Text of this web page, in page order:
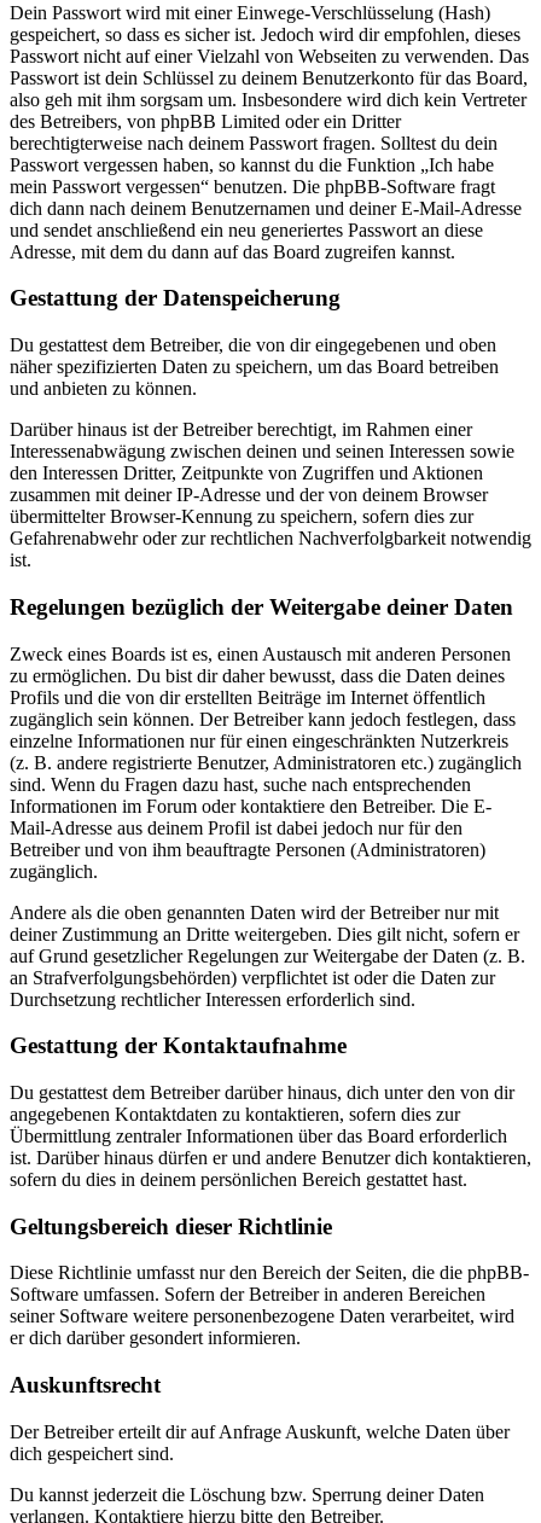
Dein Passwort wird mit einer Einwege-Verschlüsselung (Hash)
gespeichert, so dass es sicher ist. Jedoch wird dir empfohlen, dieses
Passwort nicht auf einer Vielzahl von Webseiten zu verwenden. Das
Passwort ist dein Schlüssel zu deinem Benutzerkonto für das Board,
also geh mit ihm sorgsam um. Insbesondere wird dich kein Vertreter
des Betreibers, von phpBB Limited oder ein Dritter
berechtigterweise nach deinem Passwort fragen. Solltest du dein
Passwort vergessen haben, so kannst du die Funktion „Ich habe
mein Passwort vergessen“ benutzen. Die phpBB-Software fragt
dich dann nach deinem Benutzernamen und deiner E-Mail-Adresse
und sendet anschließend ein neu generiertes Passwort an diese
Adresse, mit dem du dann auf das Board zugreifen kannst.
Gestattung der Datenspeicherung
Du gestattest dem Betreiber, die von dir eingegebenen und oben
näher spezifizierten Daten zu speichern, um das Board betreiben
und anbieten zu können.
Darüber hinaus ist der Betreiber berechtigt, im Rahmen einer
Interessenabwägung zwischen deinen und seinen Interessen sowie
den Interessen Dritter, Zeitpunkte von Zugriffen und Aktionen
zusammen mit deiner IP-Adresse und der von deinem Browser
übermittelter Browser-Kennung zu speichern, sofern dies zur
Gefahrenabwehr oder zur rechtlichen Nachverfolgbarkeit notwendig
ist.
Regelungen bezüglich der Weitergabe deiner Daten
Zweck eines Boards ist es, einen Austausch mit anderen Personen
zu ermöglichen. Du bist dir daher bewusst, dass die Daten deines
Profils und die von dir erstellten Beiträge im Internet öffentlich
zugänglich sein können. Der Betreiber kann jedoch festlegen, dass
einzelne Informationen nur für einen eingeschränkten Nutzerkreis
(z. B. andere registrierte Benutzer, Administratoren etc.) zugänglich
sind. Wenn du Fragen dazu hast, suche nach entsprechenden
Informationen im Forum oder kontaktiere den Betreiber. Die E-
Mail-Adresse aus deinem Profil ist dabei jedoch nur für den
Betreiber und von ihm beauftragte Personen (Administratoren)
zugänglich.
Andere als die oben genannten Daten wird der Betreiber nur mit
deiner Zustimmung an Dritte weitergeben. Dies gilt nicht, sofern er
auf Grund gesetzlicher Regelungen zur Weitergabe der Daten (z. B.
an Strafverfolgungsbehörden) verpflichtet ist oder die Daten zur
Durchsetzung rechtlicher Interessen erforderlich sind.
Gestattung der Kontaktaufnahme
Du gestattest dem Betreiber darüber hinaus, dich unter den von dir
angegebenen Kontaktdaten zu kontaktieren, sofern dies zur
Übermittlung zentraler Informationen über das Board erforderlich
ist. Darüber hinaus dürfen er und andere Benutzer dich kontaktieren,
sofern du dies in deinem persönlichen Bereich gestattet hast.
Geltungsbereich dieser Richtlinie
Diese Richtlinie umfasst nur den Bereich der Seiten, die die phpBB-
Software umfassen. Sofern der Betreiber in anderen Bereichen
seiner Software weitere personenbezogene Daten verarbeitet, wird
er dich darüber gesondert informieren.
Auskunftsrecht
Der Betreiber erteilt dir auf Anfrage Auskunft, welche Daten über
dich gespeichert sind.
Du kannst jederzeit die Löschung bzw. Sperrung deiner Daten
verlangen. Kontaktiere hierzu bitte den Betreiber.